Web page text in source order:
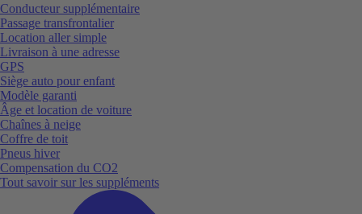
Conducteur supplémentaire
Passage transfrontalier
Location aller simple
Livraison à une adresse
GPS
Siège auto pour enfant
Modèle garanti
Âge et location de voiture
Chaînes à neige
Coffre de toit
Pneus hiver
Compensation du CO2
Tout savoir sur les suppléments